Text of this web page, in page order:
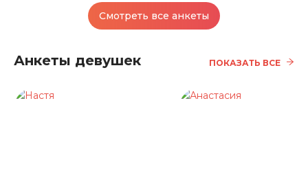
Смотреть все анкеты
Анкеты девушек ПОКАЗАТЬ ВСЕ